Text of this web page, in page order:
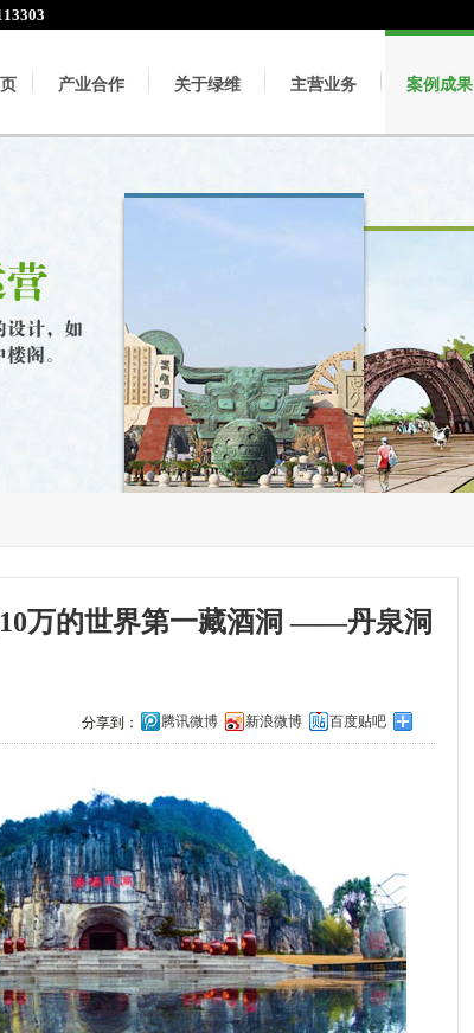
产业合作 关于绿维 主营业务 案例成果
万的世界第一藏酒洞 ——丹泉洞
分享到： 腾讯微博 新浪微博 百度贴吧